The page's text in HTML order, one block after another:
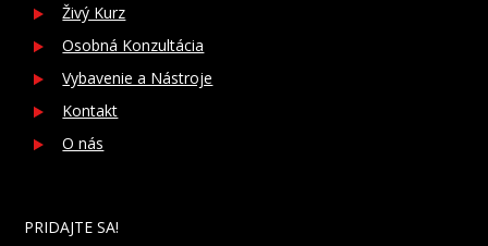
Živý Kurz
Osobná Konzultácia
Vybavenie a Nástroje
Kontakt
O nás
PRIDAJTE SA!